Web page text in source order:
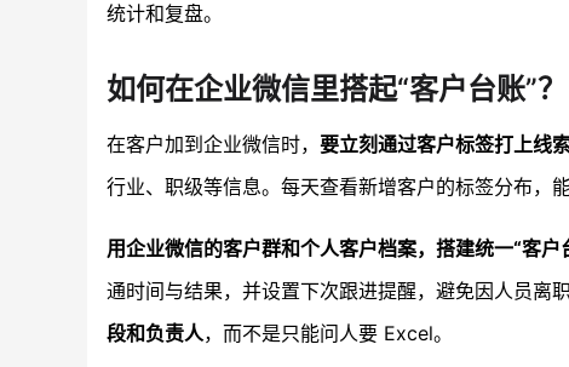
统计和复盘。
如何在企业微信里搭起“客户台账”？
在客户加到企业微信时， 要立刻通过客户标签打上线
行业、职级等信息。每天查看新增客户的标签分布，
用企业微信的客户群和个人客户档案，搭建统一“客户
通时间与结果，并设置下次跟进提醒，避免因人员离
段和负责人，而不是只能问人要 Excel。